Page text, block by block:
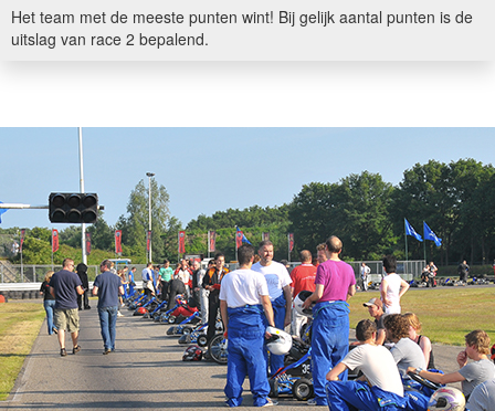
Het team met de meeste punten wint! Bij gelijk aantal punten is de
uitslag van race 2 bepalend.